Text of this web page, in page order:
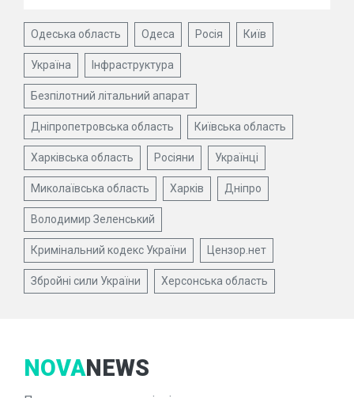
Одеська область Одеса Росія Київ
Україна Інфраструктура
Безпілотний літальний апарат
Дніпропетровська область Київська область
Харківська область Росіяни Українці
Миколаївська область Харків Дніпро
Володимир Зеленський
Кримінальний кодекс України Цензор.нет
Збройні сили України Херсонська область
NOVANEWS